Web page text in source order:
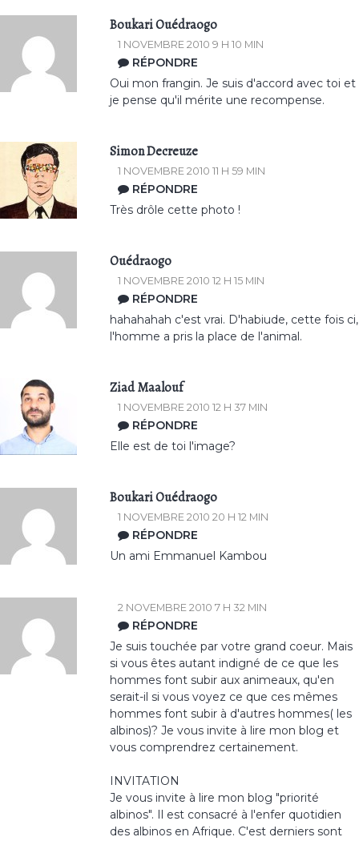
Boukari Ouédraogo
1 NOVEMBRE 2010 9 H 10 MIN
RÉPONDRE
Oui mon frangin. Je suis d'accord avec toi et
je pense qu'il mérite une recompense.
Simon Decreuze
1 NOVEMBRE 2010 11 H 59 MIN
RÉPONDRE
Très drôle cette photo !
Ouédraogo
1 NOVEMBRE 2010 12 H 15 MIN
RÉPONDRE
hahahahah c'est vrai. D'habiude, cette fois ci,
l'homme a pris la place de l'animal.
Ziad Maalouf
1 NOVEMBRE 2010 12 H 37 MIN
RÉPONDRE
Elle est de toi l'image?
Boukari Ouédraogo
1 NOVEMBRE 2010 20 H 12 MIN
RÉPONDRE
Un ami Emmanuel Kambou
2 NOVEMBRE 2010 7 H 32 MIN
RÉPONDRE
Je suis touchée par votre grand coeur. Mais
si vous êtes autant indigné de ce que les
hommes font subir aux animeaux, qu'en
serait-il si vous voyez ce que ces mêmes
hommes font subir à d'autres hommes( les
albinos)? Je vous invite à lire mon blog et
vous comprendrez certainement.
INVITATION
Je vous invite à lire mon blog "priorité
albinos". Il est consacré à l'enfer quotidien
des albinos en Afrique. C'est derniers sont